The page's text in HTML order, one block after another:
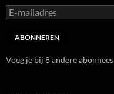
E-
mailadres
ABONNEREN
Voeg je bij 8 andere abonnees